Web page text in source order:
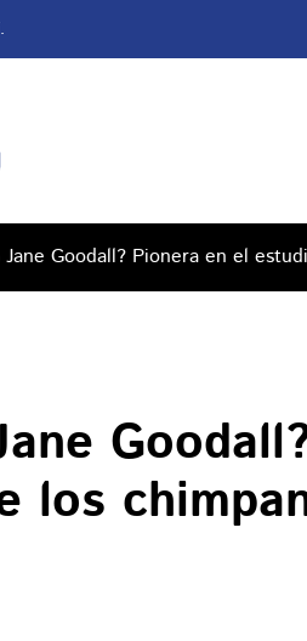
Goodall? Pionera en el
los